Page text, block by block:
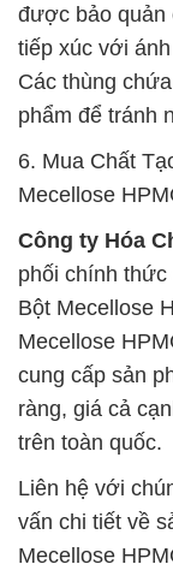
được bảo quản
tiếp xúc với
Các thùng
phẩm để tránh
6. Mua Chất
Mecellose
Công ty Hóa
phối chính
Bột Mecellose
Mecellose
cung cấp sản
ràng, giá cả
trên toàn quốc.
Liên hệ với
vấn chi tiết về
Mecellose